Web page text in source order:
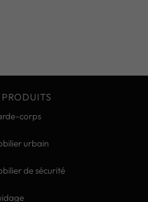
corps
urbain
de sécurité